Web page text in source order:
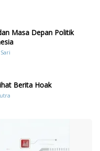
Masa Depan Politik
Berita Hoak